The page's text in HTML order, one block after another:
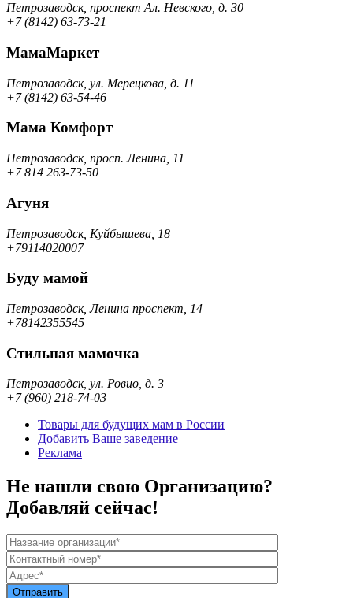
Петрозаводск, проспект Ал. Невского, д. 30
+7 (8142) 63-73-21
МамаМаркет
Петрозаводск, ул. Мерецкова, д. 11
+7 (8142) 63-54-46
Мама Комфорт
Петрозаводск, просп. Ленина, 11
+7 814 263-73-50
Агуня
Петрозаводск, Куйбышева, 18
+79114020007
Буду мамой
Петрозаводск, Ленина проспект, 14
+78142355545
Стильная мамочка
Петрозаводск, ул. Ровио, д. 3
+7 (960) 218-74-03
Товары для будущих мам в России
Добавить Ваше заведение
Реклама
Не нашли свою Организацию?
Добавляй сейчас!